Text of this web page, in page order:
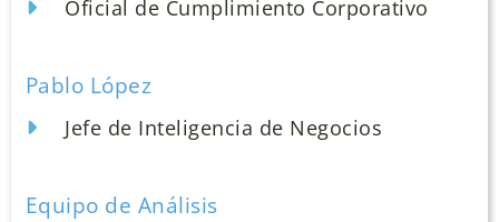
Oficial de Cumplimiento Corporativo
Pablo López
Jefe de Inteligencia de Negocios
Equipo de Análisis